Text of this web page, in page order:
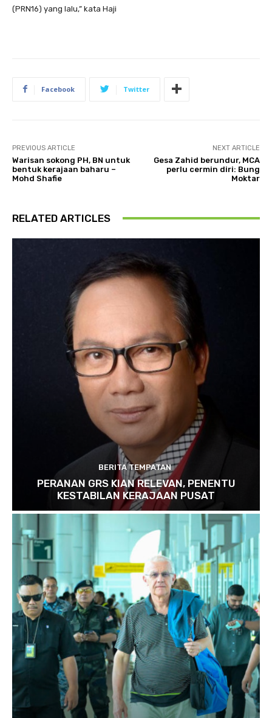
(PRN16) yang lalu,” kata Haji
Facebook Twitter
PREVIOUS ARTICLE
Warisan sokong PH, BN untuk
bentuk kerajaan baharu –
Mohd Shafie
NEXT ARTICLE
Gesa Zahid berundur, MCA
perlu cermin diri: Bung
Moktar
RELATED ARTICLES
BERITA TEMPATAN
PERANAN GRS KIAN RELEVAN, PENENTU
KESTABILAN KERAJAAN PUSAT